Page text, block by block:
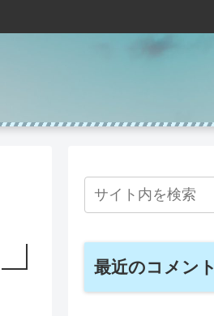
最近のコメント